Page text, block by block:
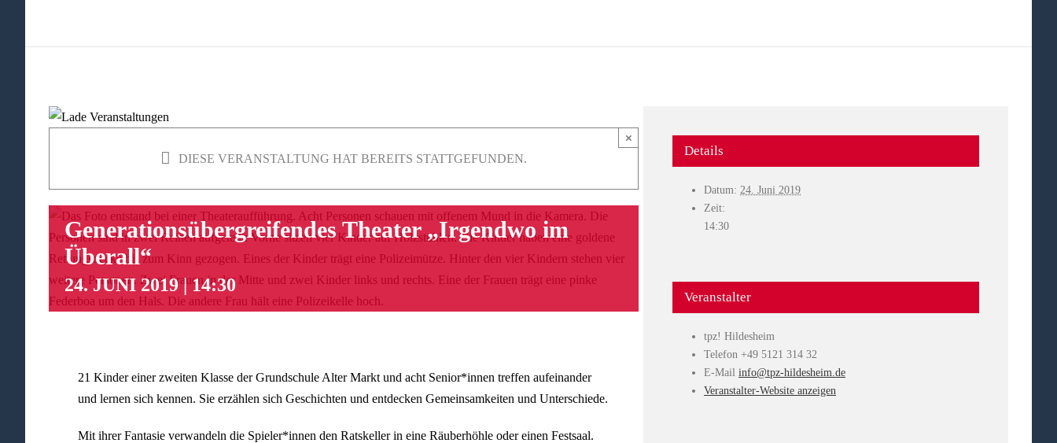
DIESE VERANSTALTUNG HAT BEREITS STATTGEFUNDEN.
×
Generationsübergreifendes Theater „Irgendwo im
Überall“
24. JUNI 2019 | 14:30
21 Kinder einer zweiten Klasse der Grundschule Alter Markt und acht Senior*innen treffen aufeinander
und lernen sich kennen. Sie erzählen sich Geschichten und entdecken Gemeinsamkeiten und Unterschiede.
Mit ihrer Fantasie verwandeln die Spieler*innen den Ratskeller in eine Räuberhöhle oder einen Festsaal.
Details
Datum: 24. Juni 2019
Zeit:
14:30
Veranstalter
tpz! Hildesheim
Telefon+49 5121 314 32
E-Mailinfo@tpz-hildesheim.de
Veranstalter-Website anzeigen